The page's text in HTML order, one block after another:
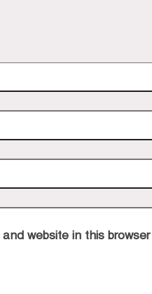
website in this